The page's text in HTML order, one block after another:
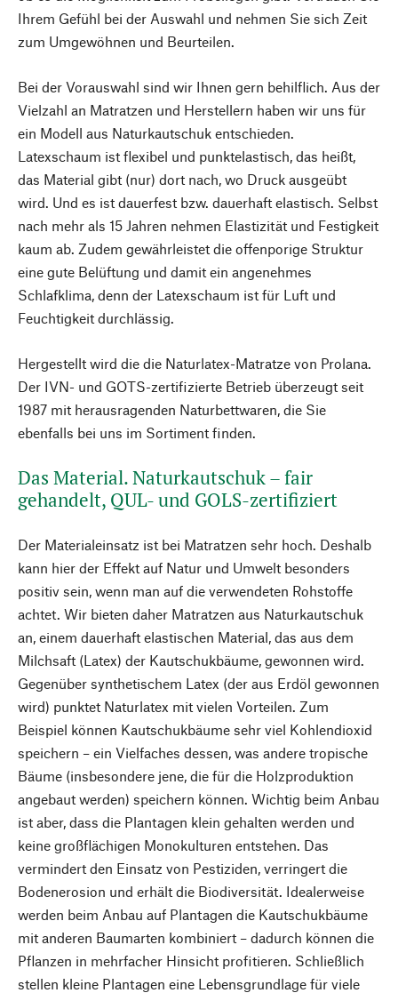
Ihrem Gefühl bei der Auswahl und nehmen Sie sich Zeit
zum Umgewöhnen und Beurteilen.
Bei der Vorauswahl sind wir Ihnen gern behilflich. Aus der
Vielzahl an Matratzen und Herstellern haben wir uns für
ein Modell aus Naturkautschuk entschieden.
Latexschaum ist flexibel und punktelastisch, das heißt,
das Material gibt (nur) dort nach, wo Druck ausgeübt
wird. Und es ist dauerfest bzw. dauerhaft elastisch. Selbst
nach mehr als 15 Jahren nehmen Elastizität und Festigkeit
kaum ab. Zudem gewährleistet die offenporige Struktur
eine gute Belüftung und damit ein angenehmes
Schlafklima, denn der Latexschaum ist für Luft und
Feuchtigkeit durchlässig.
Hergestellt wird die die Naturlatex-Matratze von Prolana.
Der IVN- und GOTS-zertifizierte Betrieb überzeugt seit
1987 mit herausragenden Naturbettwaren, die Sie
ebenfalls bei uns im Sortiment finden.
Das Material. Naturkautschuk – fair
gehandelt, QUL- und GOLS-zertifiziert
Der Materialeinsatz ist bei Matratzen sehr hoch. Deshalb
kann hier der Effekt auf Natur und Umwelt besonders
positiv sein, wenn man auf die verwendeten Rohstoffe
achtet. Wir bieten daher Matratzen aus Naturkautschuk
an, einem dauerhaft elastischen Material, das aus dem
Milchsaft (Latex) der Kautschukbäume, gewonnen wird.
Gegenüber synthetischem Latex (der aus Erdöl gewonnen
wird) punktet Naturlatex mit vielen Vorteilen. Zum
Beispiel können Kautschukbäume sehr viel Kohlendioxid
speichern – ein Vielfaches dessen, was andere tropische
Bäume (insbesondere jene, die für die Holzproduktion
angebaut werden) speichern können. Wichtig beim Anbau
ist aber, dass die Plantagen klein gehalten werden und
keine großflächigen Monokulturen entstehen. Das
vermindert den Einsatz von Pestiziden, verringert die
Bodenerosion und erhält die Biodiversität. Idealerweise
werden beim Anbau auf Plantagen die Kautschukbäume
mit anderen Baumarten kombiniert – dadurch können die
Pflanzen in mehrfacher Hinsicht profitieren. Schließlich
stellen kleine Plantagen eine Lebensgrundlage für viele